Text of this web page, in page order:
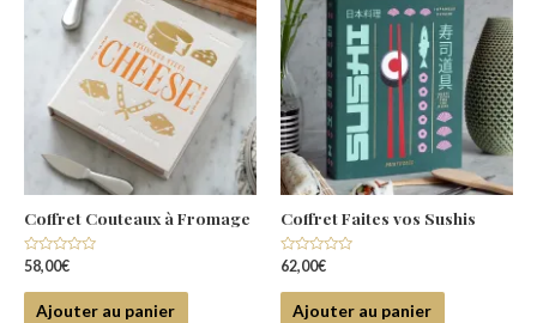
Coffret Couteaux à Fromage
Note
sur
58,00€
Ajouter au panier
Coffret Faites vos Sushis
Note
sur
62,00€
Ajouter au panier